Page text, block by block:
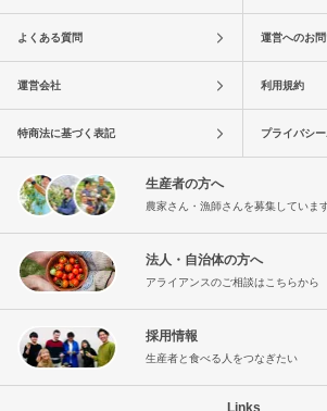
よくある質問 運営へのお
運営会社 利用規約
特商法に基づく表記 プライバシ
生産者の方へ
農家さん・漁師さんを募集していま
法人・自治体の方へ
アライアンスのご相談はこちらから
採用情報
生産者と食べる人をつなぎたい
Links